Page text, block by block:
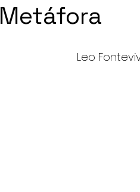
Leo